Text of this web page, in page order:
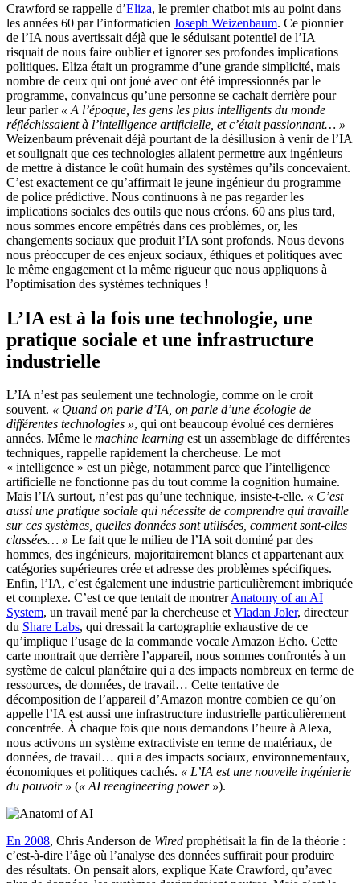
Crawford se rappelle d’Eliza, le premier chatbot mis au point dans
les années 60 par l’informaticien Joseph Weizenbaum. Ce pionnier
de l’IA nous avertissait déjà que le séduisant potentiel de l’IA
risquait de nous faire oublier et ignorer ses profondes implications
politiques. Eliza était un programme d’une grande simplicité, mais
nombre de ceux qui ont joué avec ont été impressionnés par le
programme, convaincus qu’une personne se cachait derrière pour
leur parler « A l’époque, les gens les plus intelligents du monde
réfléchissaient à l’intelligence artificielle, et c’était passionnant… »
Weizenbaum prévenait déjà pourtant de la désillusion à venir de l’IA
et soulignait que ces technologies allaient permettre aux ingénieurs
de mettre à distance le coût humain des systèmes qu’ils concevaient.
C’est exactement ce qu’affirmait le jeune ingénieur du programme
de police prédictive. Nous continuons à ne pas regarder les
implications sociales des outils que nous créons. 60 ans plus tard,
nous sommes encore empêtrés dans ces problèmes, or, les
changements sociaux que produit l’IA sont profonds. Nous devons
nous préoccuper de ces enjeux sociaux, éthiques et politiques avec
le même engagement et la même rigueur que nous appliquons à
l’optimisation des systèmes techniques !
L’IA est à la fois une technologie, une
pratique sociale et une infrastructure
industrielle
L’IA n’est pas seulement une technologie, comme on le croit
souvent. « Quand on parle d’IA, on parle d’une écologie de
différentes technologies », qui ont beaucoup évolué ces dernières
années. Même le machine learning est un assemblage de différentes
techniques, rappelle rapidement la chercheuse. Le mot
« intelligence » est un piège, notamment parce que l’intelligence
artificielle ne fonctionne pas du tout comme la cognition humaine.
Mais l’IA surtout, n’est pas qu’une technique, insiste-t-elle. « C’est
aussi une pratique sociale qui nécessite de comprendre qui travaille
sur ces systèmes, quelles données sont utilisées, comment sont-elles
classées… » Le fait que le milieu de l’IA soit dominé par des
hommes, des ingénieurs, majoritairement blancs et appartenant aux
catégories supérieures crée et adresse des problèmes spécifiques.
Enfin, l’IA, c’est également une industrie particulièrement imbriquée
et complexe. C’est ce que tentait de montrerAnatomy of an AI
System, un travail mené par la chercheuse etVladan Joler, directeur
du Share Labs, qui dressait la cartographie exhaustive de ce
qu’implique l’usage de la commande vocale Amazon Echo. Cette
carte montrait que derrière l’appareil, nous sommes confrontés à un
système de calcul planétaire qui a des impacts nombreux en terme de
ressources, de données, de travail… Cette tentative de
décomposition de l’appareil d’Amazon montre combien ce qu’on
appelle l’IA est aussi une infrastructure industrielle particulièrement
concentrée. À chaque fois que nous demandons l’heure à Alexa,
nous activons un système extractiviste en terme de matériaux, de
données, de travail… qui a des impacts sociaux, environnementaux,
économiques et politiques cachés. « L’IA est une nouvelle ingénierie
du pouvoir » (« AI reengineering power »).
En 2008, Chris Anderson de Wired prophétisait la fin de la théorie :
c’est-à-dire l’âge où l’analyse des données suffirait pour produire
des résultats. On pensait alors, explique Kate Crawford, qu’avec